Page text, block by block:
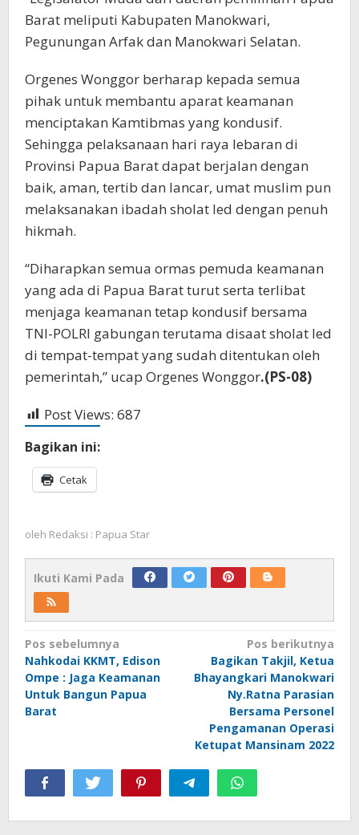
Barat meliputi Kabupaten Manokwari,
Pegunungan Arfak dan Manokwari Selatan.
Orgenes Wonggor berharap kepada semua
pihak untuk membantu aparat keamanan
menciptakan Kamtibmas yang kondusif.
Sehingga pelaksanaan hari raya lebaran di
Provinsi Papua Barat dapat berjalan dengan
baik, aman, tertib dan lancar, umat muslim pun
melaksanakan ibadah sholat Ied dengan penuh
hikmah.
“Diharapkan semua ormas pemuda keamanan
yang ada di Papua Barat turut serta terlibat
menjaga keamanan tetap kondusif bersama
TNI-POLRI gabungan terutama disaat sholat Ied
di tempat-tempat yang sudah ditentukan oleh
pemerintah,” ucap Orgenes Wonggor.(PS-08)
Post Views: 687
Bagikan ini:
Cetak
oleh Redaksi : Papua Star
Ikuti Kami Pada
Navigasi
pos
Pos sebelumnya
Nahkodai KKMT, Edison
Ompe : Jaga Keamanan
Untuk Bangun Papua
Barat
Pos berikutnya
Bagikan Takjil, Ketua
Bhayangkari Manokwari
Ny.Ratna Parasian
Bersama Personel
Pengamanan Operasi
Ketupat Mansinam 2022